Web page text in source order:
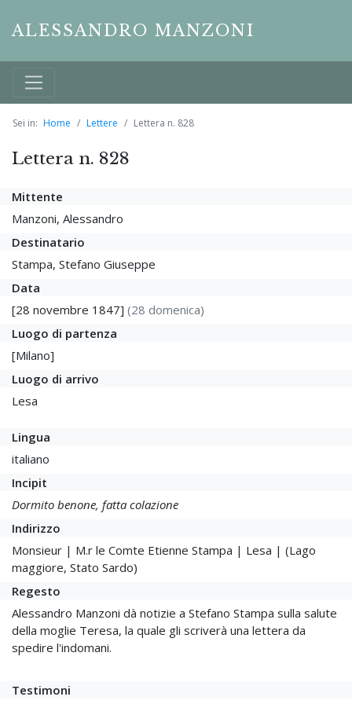
ALESSANDRO MANZONI
Sei in: Home Lettere Lettera n. 828
Lettera n. 828
Mittente
Manzoni, Alessandro
Destinatario
Stampa, Stefano Giuseppe
Data
[28 novembre 1847] (28 domenica)
Luogo di partenza
[Milano]
Luogo di arrivo
Lesa
Lingua
italiano
Incipit
Dormito benone, fatta colazione
Indirizzo
Monsieur | M.r le Comte Etienne Stampa | Lesa | (Lago
maggiore, Stato Sardo)
Regesto
Alessandro Manzoni dà notizie a Stefano Stampa sulla salute
della moglie Teresa, la quale gli scriverà una lettera da
spedire l'indomani.
Testimoni